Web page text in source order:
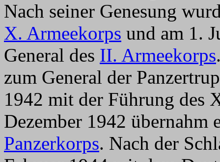
Nach seiner Genesung
X. Armeekorps und am 1.
General des II. Armeekorps
zum General der
1942 mit der Führung des
Dezember 1942 übernahm
Panzerkorps. Nach der